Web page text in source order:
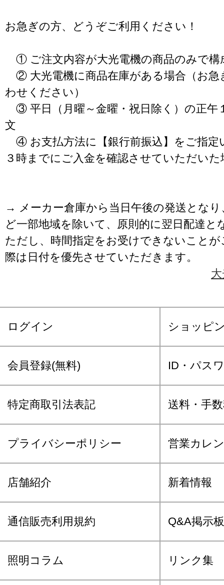
お急ぎの方、どうぞご利用ください！
① ご注文内容が大光電機の商品のみで構
② 大光電機に商品在庫がある場合（お急
わせください）
③ 平日（月曜～金曜・祝日除く）の正午
文
④ お支払方法に【銀行前振込】をご指定
３時までにご入金を確認させていただいた
→ メーカー倉庫から当日午後の発送となり
ど一部地域を除いて、原則的に翌日配達と
ただし、時間指定をお受けできないこと
際は日付を優先させていただきます。
ログイン ショッピ
会員登録(無料) ID・パス
特定商取引法表記 送料・手
プライバシーポリシー 営業カレ
店舗紹介 新着情報
通信販売利用規約 Q&A掲示板
照明コラム リンク集